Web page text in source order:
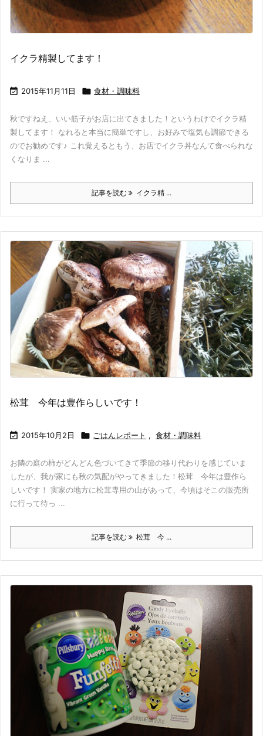
イクラ精製してます！
 2015年11月11日  食材・調味料
秋ですねえ、いい筋子がお店に出てきました！というわけでイクラ精
製してます！ なれると本当に簡単ですし、お好みで塩気も調節できる
のでお勧めです♪ これ覚えるともう、お店でイクラ丼なんて食べられな
くなりま ...
記事を読む イクラ精 ...
松茸 今年は豊作らしいです！
 2015年10月2日  ごはんレポート , 食材・調味料
お隣の庭の柿がどんどん色づいてきて季節の移り代わりを感じていま
したが、我が家にも秋の気配がやってきました！松茸 今年は豊作ら
しいです！ 実家の地方に松茸専用の山があって、今頃はそこの販売所
に行って待っ ...
記事を読む 松茸 今 ...